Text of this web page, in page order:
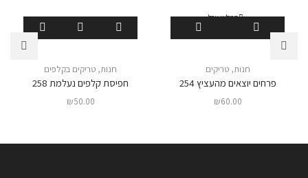
המלאי אזל
חנות, טריקים
פרחים יוצאים מהעציץ 254
₪60.00
חנות, טריקים בקלפים
חפיסת קלפים נעלמת 258
₪50.00